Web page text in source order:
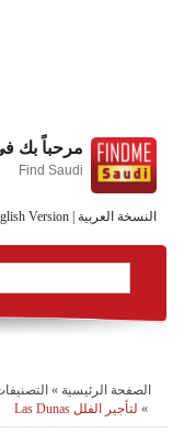
النسخة العربية Version
مرحباً بك
Find Saudi
الصفحة الرئيسية »
» لتأجير الفلل Las Dunas